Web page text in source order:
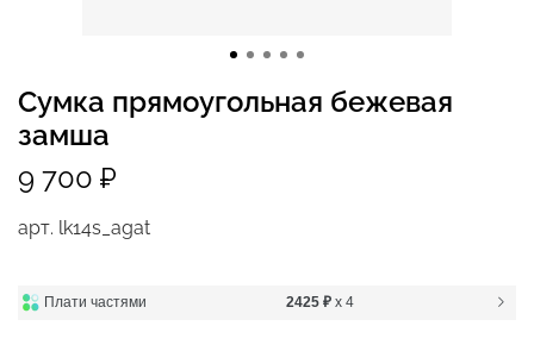
арт. lk14s_agat
Сумка прямоугольная бежевая
замша
9 700 ₽
Плати частями 2425 ₽ x 4